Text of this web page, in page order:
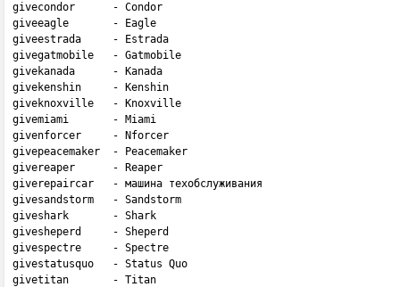
givecondor      - Condor
giveeagle       - Eagle
giveestrada     - Estrada
givegatmobile   - Gatmobile
givekanada      - Kanada
givekenshin     - Kenshin
giveknoxville   - Knoxville
givemiami       - Miami
givenforcer     - Nforcer
givepeacemaker  - Peacemaker
givereaper      - Reaper
giverepaircar   - машина техобслуживания
givesandstorm   - Sandstorm
giveshark       - Shark
givesheperd     - Sheperd
givespectre     - Spectre
givestatusquo   - Status Quo
givetitan       - Titan